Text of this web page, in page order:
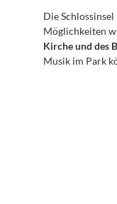
Die
Möglichkeiten
Kirche und des
Musik im Park